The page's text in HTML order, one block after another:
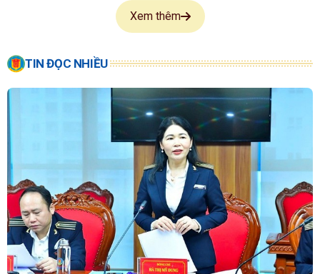
Xem thêm
TIN ĐỌC NHIỀU